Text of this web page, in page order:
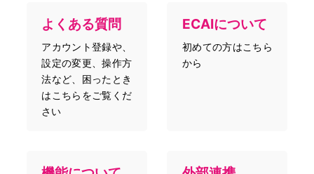
よくある質問
アカウント登録や、
設定の変更、操作方
法など、困ったとき
はこちらをご覧くだ
さい
ECAIについて
初めての方はこちら
から